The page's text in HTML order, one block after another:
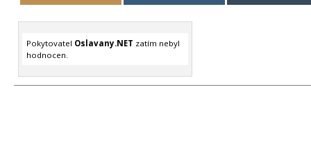
Pokytovatel Oslavany.NET zatím nebyl
hodnocen.